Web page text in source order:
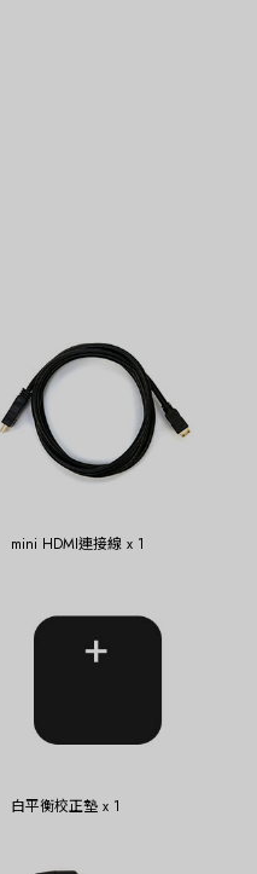
mini HDMI連接線 x 1
白平衡校正墊 x 1